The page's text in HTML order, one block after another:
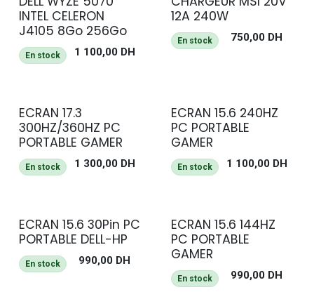
NEUF
INTEL CELERON
J4105 8Go 256Go
1 100,00DH
En stock
12A 240W
750,00 DH
En stock
ECRAN 17.3
300HZ/360HZ PC
PORTABLE GAMER
1 300,00DH
En stock
ECRAN 15.6 240HZ
PC PORTABLE
GAMER
1 100,00DH
En stock
ECRAN 15.6 30Pin PC
PORTABLE DELL-HP
990,00 DH
En stock
ECRAN 15.6 144HZ
PC PORTABLE
GAMER
990,00 DH
En stock